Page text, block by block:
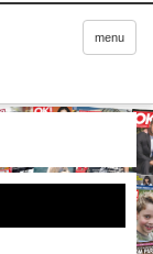
menu